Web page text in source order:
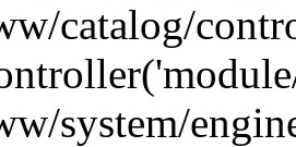
catalog/
system/